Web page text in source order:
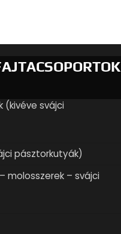
(kivéve svájci
pásztorkutyák)
molosszerek – svájci